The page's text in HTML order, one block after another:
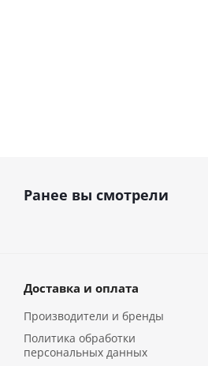
Ранее вы смотрели
Доставка и оплата
Производители и бренды
Политика обработки
персональных данных